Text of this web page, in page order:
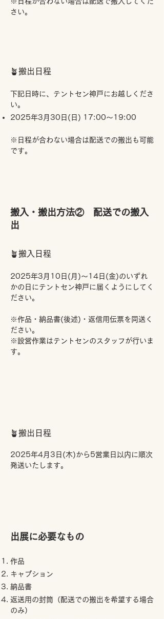
さい。
​🪴搬出日程
下記日時に、テントセン神戸にお越しくださ
い。
2025年3月30日(日) 17:00～19:00
※日程が合わない場合は配送での搬出も可能
です。
搬入・搬出方法② 配送での搬入
出
​🪴搬入日程
2025年3月10日(月)～14日(金)のいずれ
かの日にテントセン神戸に届くようにしてく
ださい。
※作品・納品書(後述)・返信用伝票を同送く
ださい。
※設営作業はテントセンのスタッフが行いま
す。
​🪴搬出日程
2025年4月3日(木)から5営業日以内に順次
発送いたします。
​出展に必要なもの
​作品
キャプション
納品書
返送用の封筒（配送での搬出を希望する場合
のみ）